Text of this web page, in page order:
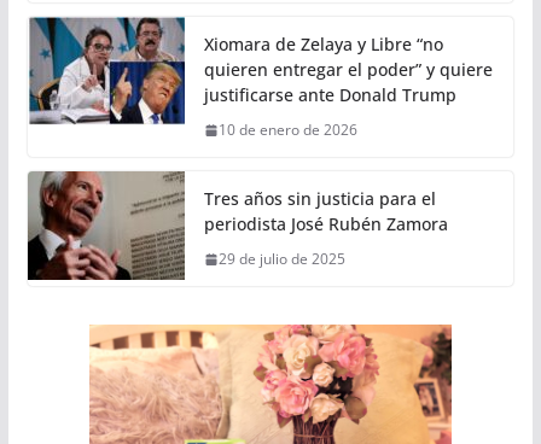
Xiomara de Zelaya y Libre “no
quieren entregar el poder” y quiere
justificarse ante Donald Trump
10 de enero de 2026
Tres años sin justicia para el
periodista José Rubén Zamora
29 de julio de 2025